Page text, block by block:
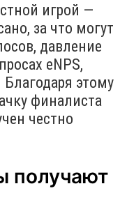
игрой —
за что могут
давление
eNPS,
этому
финалиста
честно
получают